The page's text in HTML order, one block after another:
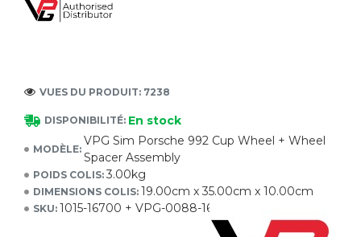
DISPONIBILITÉ: En stock
MODÈLE:
VPG Sim Porsche 992 Cup Wheel + Wheel
Spacer Assembly
POIDS COLIS: 3.00kg
DIMENSIONS COLIS: 19.00cm x 35.00cm x 10.00cm
SKU: 1015-16700 + VPG-0088-16700
VUES DU PRODUIT: 7238